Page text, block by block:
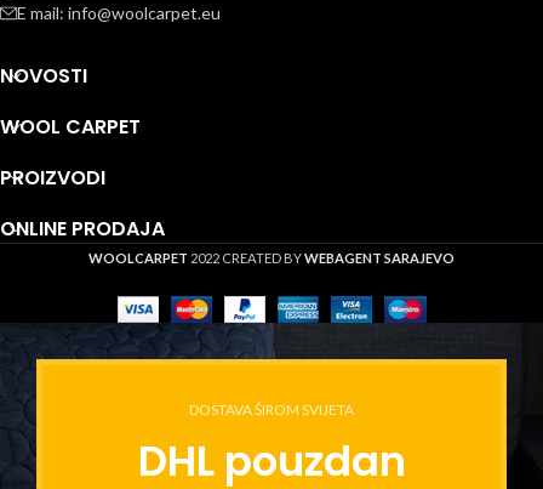
E mail: info@woolcarpet.eu
NOVOSTI
WOOL CARPET
PROIZVODI
ONLINE PRODAJA
WOOLCARPET 2022 CREATED BYWEBAGENT SARAJEVO
DOSTAVA ŠIROM SVIJETA
DHL pouzdan